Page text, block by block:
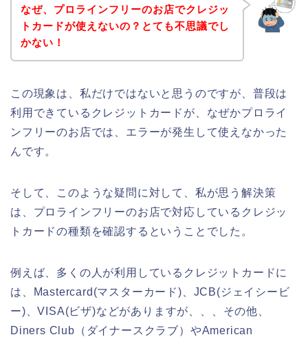
なぜ、プロラインフリーのお店でクレジッ
トカードが使えないの？とても不思議でし
かない！
この現象は、私だけではないと思うのですが、普段は
利用できているクレジットカードが、なぜかプロライ
ンフリーのお店では、エラーが発生して使えなかった
んです。
そして、このような疑問に対して、私が思う解決策
は、プロラインフリーのお店で対応しているクレジッ
トカードの種類を確認するということでした。
例えば、多くの人が利用しているクレジットカードに
は、Mastercard(マスターカード)、JCB(ジェイシービ
ー)、VISA(ビザ)などがありますが、、、その他、
Diners Club（ダイナースクラブ）やAmerican